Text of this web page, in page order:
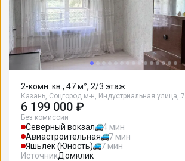
2-комн. кв., 47 м², 2/3 этаж
Казань, Соцгород м-н, Индустриальная улица, 7
6 199 000 ₽
Без комиссии
Северный вокзал
4 мин
Авиастроительная
7 мин
Яшьлек (Юность)
7 мин
ИсточникДомклик